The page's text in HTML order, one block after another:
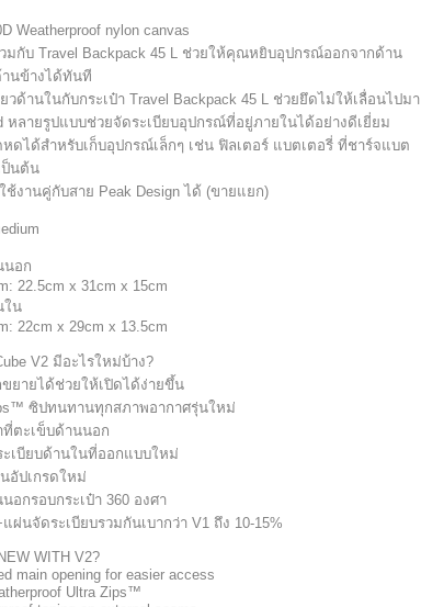
Weatherproof nylon canvas
มกับ Travel Backpack 45 L ช่วยให้คุณหยิบอุปกรณ์ออกจากด้าน
นข้างได้ทันที
วด้านในกับกระเป๋า Travel Backpack 45 L ช่วยยึดไม่ให้เลื่อนไปมา
หลายรูปแบบช่วยจัดระเบียบอุปกรณ์ที่อยู่ภายในได้อย่างดีเยี่ยม
ดได้สำหรับเก็บอุปกรณ์เล็กๆ เช่น ฟิลเตอร์ แบตเตอรี่ ที่ชาร์จแบต
ป็นต้น
ช้งานคู่กับสาย Peak Design ได้ (ขายแยก)
นอก
22.5cm x 31cm x 15cm
ใน
22cm x 29cm x 13.5cm
V2 มีอะไรใหม่บ้าง?
ยายได้ช่วยให้เปิดได้ง่ายขึ้น
ซิปทนทานทุกสภาพอากาศรุ่นใหม่
ตะเข็บด้านนอก
เบียบด้านในที่ออกแบบใหม่
อัปเกรดใหม่
อกรอบกระเป๋า 360 องศา
แผ่นจัดระเบียบรวมกันเบากว่า V1 ถึง 10-15%
WITH V2?
main opening for easier access
Ultra Zips™